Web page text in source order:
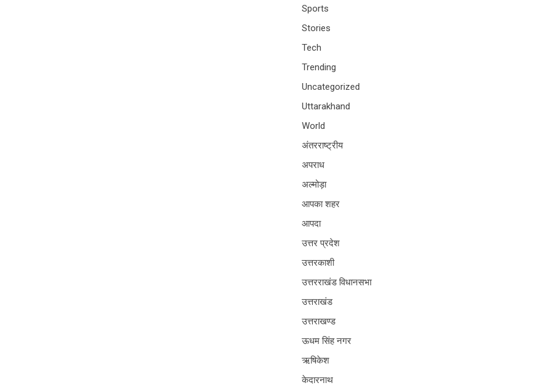
Sports
Stories
Tech
Trending
Uncategorized
Uttarakhand
World
अंतरराष्ट्रीय
अपराध
अल्मोड़ा
आपका शहर
आपदा
उत्तर प्रदेश
उत्तरकाशी
उत्तरराखंड विधानसभा
उत्तराखंड
उत्तराखण्ड
ऊधम सिंह नगर
ऋषिकेश
केदारनाथ